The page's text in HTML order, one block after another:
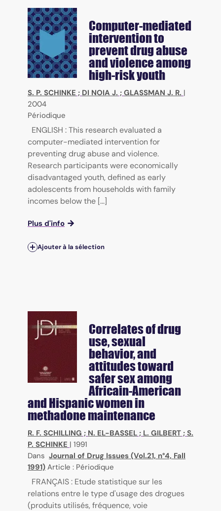
Computer-mediated
intervention to
prevent drug abuse
and violence among
high-risk youth
S. P. SCHINKE ; DI NOIA J. ; GLASSMAN J. R. |
2004
Périodique
ENGLISH : This research evaluated a
computer-mediated intervention for
preventing drug abuse and violence.
Research participants were economically
disadvantaged youth, defined as early
adolescents from households with family
incomes below the [...]
Plus d'info
Ajouter à la sélection
Correlates of drug
use, sexual
behavior, and
attitudes toward
safer sex among
Africain-American
and Hispanic women in
methadone maintenance
R. F. SCHILLING ; N. EL-BASSEL ; L. GILBERT ; S.
P. SCHINKE | 1991
Dans Journal of Drug Issues (Vol.21, n°4, Fall
1991) Article : Périodique
FRANÇAIS : Etude statistique sur les
relations entre le type d'usage des drogues
(produits utilisés, fréquence, voie